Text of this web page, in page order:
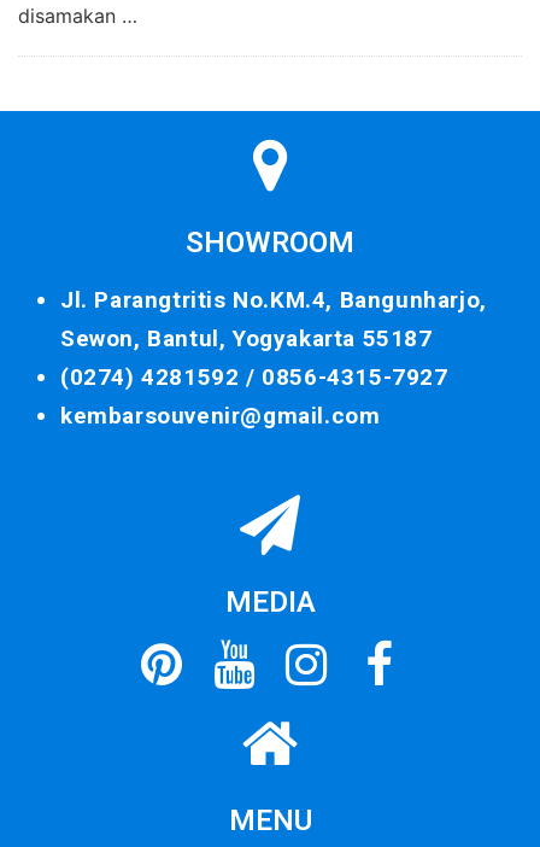
disamakan …
SHOWROOM
Jl. Parangtritis No.KM.4, Bangunharjo,
Sewon, Bantul, Yogyakarta 55187
(0274) 4281592 / 0856-4315-7927
kembarsouvenir@gmail.com
MEDIA
MENU